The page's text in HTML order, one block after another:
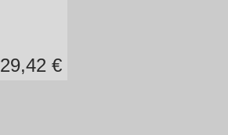
29,42 €